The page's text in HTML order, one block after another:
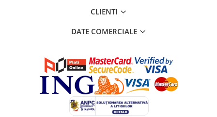
CLIENTI
DATE COMERCIALE